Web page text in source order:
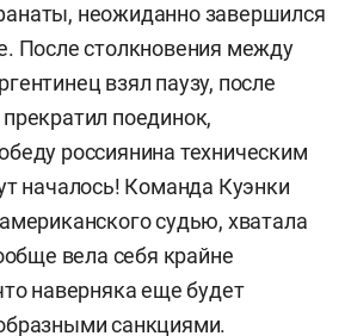
неожиданно завершился
После столкновения между
взял паузу, после
поединок,
россиянина техническим
началось! Команда Куэнки
судью, хватала
вела себя крайне
наверняка еще будет
санкциями.